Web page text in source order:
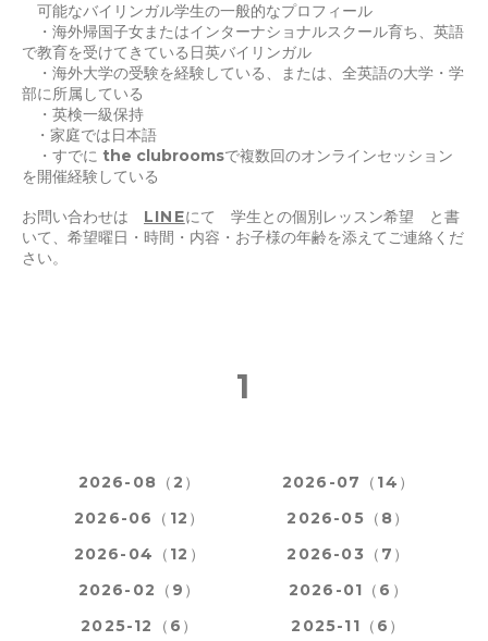
可能なバイリンガル学生の一般的なプロフィール
・海外帰国子女またはインターナショナルスクール育ち、英語
で教育を受けてきている日英バイリンガル
・海外大学の受験を経験している、または、全英語の大学・学
部に所属している
・英検一級保持
・家庭では日本語
・すでに the clubroomsで複数回のオンラインセッション
を開催経験している
お問い合わせは LINEにて 学生との個別レッスン希望 と書
いて、希望曜日・時間・内容・お子様の年齢を添えてご連絡くだ
さい。
1
2026-08（2）
2026-07（14）
2026-06（12）
2026-05（8）
2026-04（12）
2026-03（7）
2026-02（9）
2026-01（6）
2025-12（6）
2025-11（6）